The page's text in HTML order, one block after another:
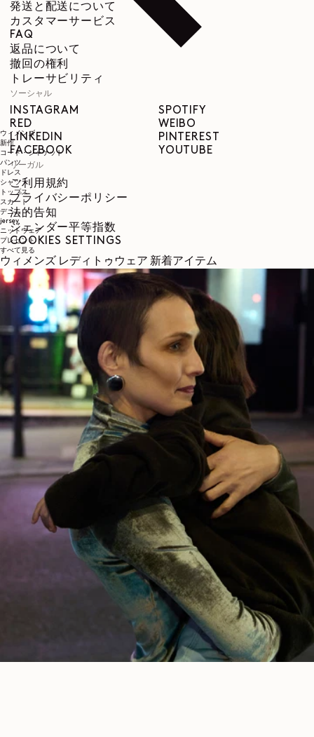
ウィメンズ
新作
コート・ジャケット
パンツ
ドレス
シャツ
トップス
スカート
デニム
jersey
ニットウェア
プレゼント
すべて見る
ウィメンズ レディトゥウェア 新着アイテム
発送と配送について
カスタマーサービス
FAQ
返品について
撤回の権利
トレーサビリティ
ソーシャル
INSTAGRAM
RED
LINKEDIN
FACEBOOK
SPOTIFY
WEIBO
PINTEREST
YOUTUBE
リーガル
ご利用規約
プライバシーポリシー
法的告知
ジェンダー平等指数
COOKIES SETTINGS